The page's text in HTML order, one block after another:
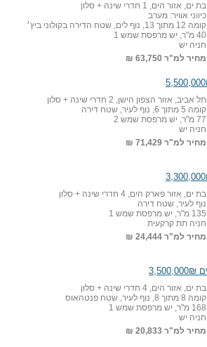
בת ים, אזור הים, 1 חדרי שינה + סלון
כיווני אוויר: מערב
קומה 12 מתוך 13, נוף לים, שטח הדירה בקולוני ביץ׳
40 מ"ר, יש מרפסת שמש 1
חניה יש
מחיר למ"ר 63,750 ₪
תל אביב, אזור הצפון הישן, 2 חדרי שינה + סלון
קומה 5 מתוך 6, נוף לעיר, שטח דירה
77 מ"ר, יש מרפסת שמש 2
חניה יש
מחיר למ"ר 71,429 ₪
בת ים, אזור פארק הים, 4 חדרי שינה + סלון
נוף לעיר, שטח דירה
135 מ"ר, יש מרפסת שמש 1
חניה תת קרקעית
מחיר למ"ר 24,444 ₪
בת ים, אזור הים, 4 חדרי שינה + סלון
קומה 8 מתוך 8, נוף לעיר, שטח פנטהאוס
168 מ"ר, יש מרפסת שמש 1
חניה יש
מחיר למ"ר 20,833 ₪